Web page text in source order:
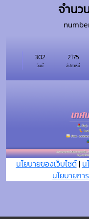
จำนว
วันนี้
302
สัปดาห์นี้
2175
นโยบายของเว็บไซต์| น
นโยบายก